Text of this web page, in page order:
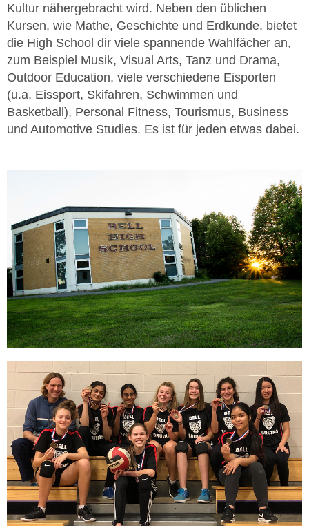
Kultur nähergebracht wird. Neben den üblichen
Kursen, wie Mathe, Geschichte und Erdkunde, bietet
die High School dir viele spannende Wahlfächer an,
zum Beispiel Musik, Visual Arts, Tanz und Drama,
Outdoor Education, viele verschiedene Eisporten
(u.a. Eissport, Skifahren, Schwimmen und
Basketball), Personal Fitness, Tourismus, Business
und Automotive Studies. Es ist für jeden etwas dabei.